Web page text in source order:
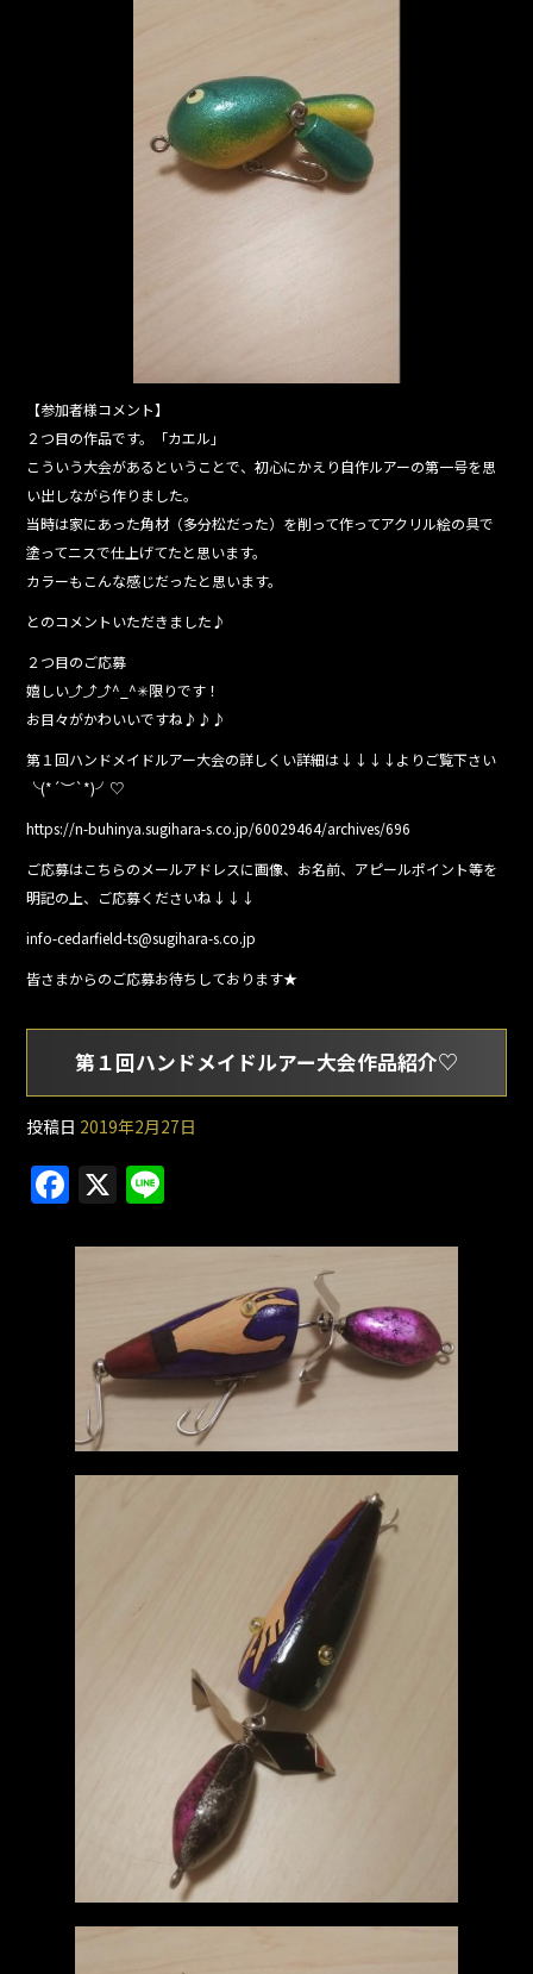
【参加者様コメント】
２つ目の作品です。「カエル」
こういう大会があるということで、初心にかえり自作ルアーの第一号を思
い出しながら作りました。
当時は家にあった角材（多分松だった）を削って作ってアクリル絵の具で
塗ってニスで仕上げてたと思います。
カラーもこんな感じだったと思います。
とのコメントいただきました♪
２つ目のご応募
嬉しい⤴︎⤴︎⤴︎^_^✳︎限りです！
お目々がかわいいですね♪♪♪
第１回ハンドメイドルアー大会の詳しくい詳細は↓↓↓↓よりご覧下さい
╰(*´︶`*)╯♡
https://n-buhinya.sugihara-s.co.jp/60029464/archives/696
ご応募はこちらのメールアドレスに画像、お名前、アピールポイント等を
明記の上、ご応募くださいね↓↓↓
info-cedarfield-ts@sugihara-s.co.jp
皆さまからのご応募お待ちしております★
第１回ハンドメイドルアー大会作品紹介♡
投稿日 2019年2月27日
F
a
c
o
o
k
X
e